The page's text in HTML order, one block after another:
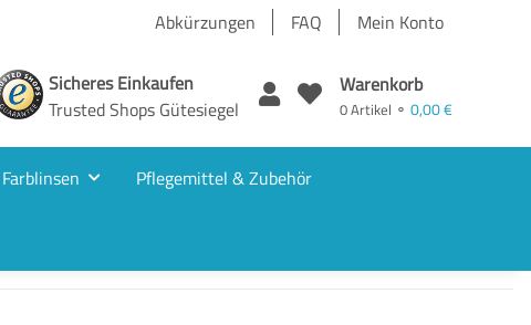
Abkürzungen FAQ Mein Konto
Sicheres Einkaufen
Trusted Shops Gütesiegel
Warenkorb
0 Artikel ⚬ 0,00 €
Farblinsen Pflegemittel & Zubehör